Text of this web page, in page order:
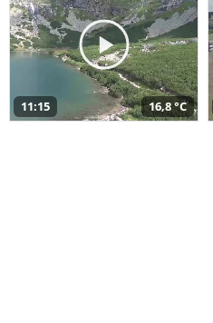
11:15 16,8 °C